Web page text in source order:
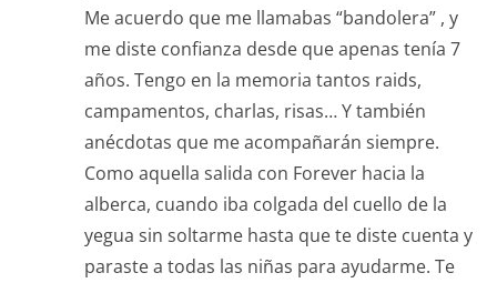
Me acuerdo que me llamabas “bandolera” , y
me diste confianza desde que apenas tenía 7
años. Tengo en la memoria tantos raids,
campamentos, charlas, risas… Y también
anécdotas que me acompañarán siempre.
Como aquella salida con Forever hacia la
alberca, cuando iba colgada del cuello de la
yegua sin soltarme hasta que te diste cuenta y
paraste a todas las niñas para ayudarme. Te